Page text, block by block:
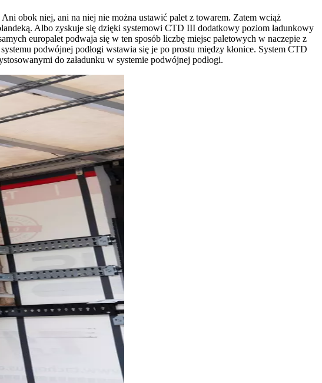
obok niej, ani na niej nie można ustawić palet z towarem. Zatem wciąż
Albo zyskuje się dzięki systemowi CTD III dodatkowy poziom ładunkowy
europalet podwaja się w ten sposób liczbę miejsc paletowych w naczepie z
podwójnej podłogi wstawia się je po prostu między kłonice. System CTD
do załadunku w systemie podwójnej podłogi.